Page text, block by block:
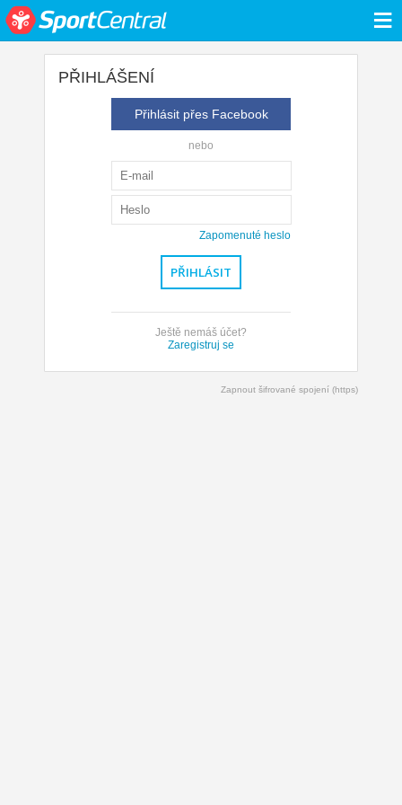
≡
PŘIHLÁŠENÍ
Přihlásit přes Facebook
nebo
Zapomenuté heslo
Ještě nemáš účet?
Zaregistruj se
Zapnout šifrované spojení (https)